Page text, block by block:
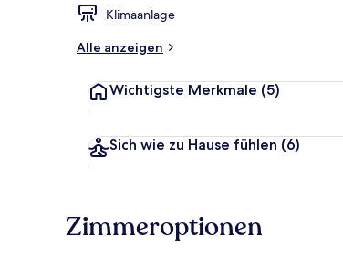
Klimaanlage
Alle anzeigen
Wichtigste Merkmale (5)
Sich wie zu Hause fühlen (6)
Zimmeroptionen